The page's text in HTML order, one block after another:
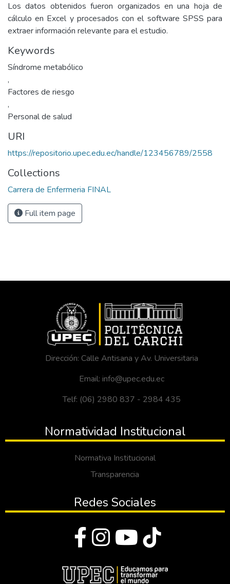
Los datos obtenidos fueron organizados en una hoja de
cálculo en Excel y procesados con el software SPSS para
extraer información relevante para el estudio.
Keywords
Síndrome metabólico
,
Factores de riesgo
,
Personal de salud
URI
https://repositorio.upec.edu.ec/handle/123456789/2558
Collections
Carrera de Enfermeria FINAL
Full item page
Dirección: Calle Antisana y Av. Universitaria
Email: info@upec.edu.ec
Telf: (06) 2980 837 - 2984 435
Normatividad Institucional
Normativa Institucional
Transparencia
Redes Sociales